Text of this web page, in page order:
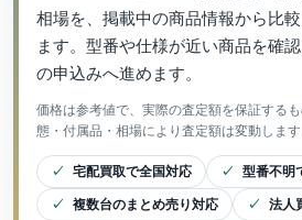
相場を、掲載中の商品情報から比
ます。型番や仕様が近い商品を確
の申込みへ進めます。
価格は参考値で、実際の査定額を保証する
態・付属品・相場により査定額は変動します
宅配買取で全国対応 型番不明
複数台のまとめ売り対応 法人